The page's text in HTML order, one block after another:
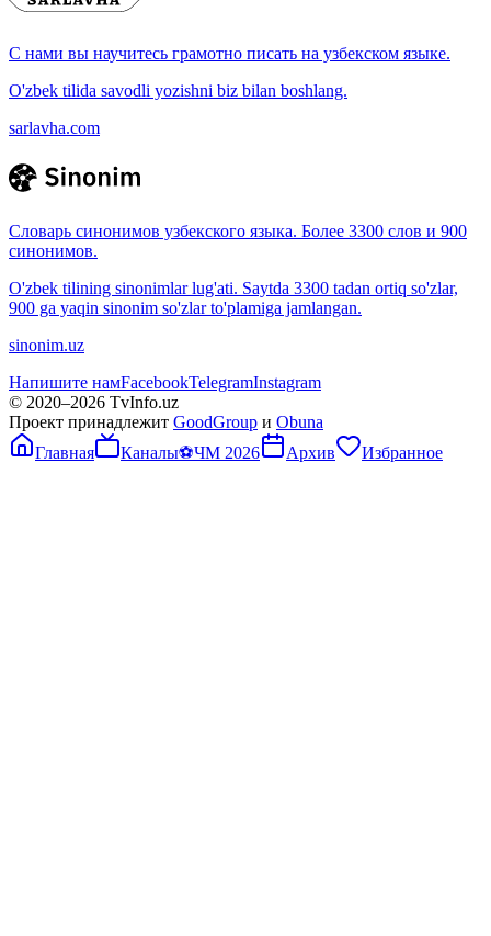
С нами вы научитесь грамотно писать на узбекском языке.
O'zbek tilida savodli yozishni biz bilan boshlang.
sarlavha.com
Словарь синонимов узбекского языка. Более 3300 слов и 900
синонимов.
O'zbek tilining sinonimlar lug'ati. Saytda 3300 tadan ortiq so'zlar,
900 ga yaqin sinonim so'zlar to'plamiga jamlangan.
sinonim.uz
Напишите намFacebookTelegramInstagram
© 2020–2026 TvInfo.uz
Проект принадлежит GoodGroup и Obuna
Главная
Каналы⚽ЧМ 2026 Архив Избранное